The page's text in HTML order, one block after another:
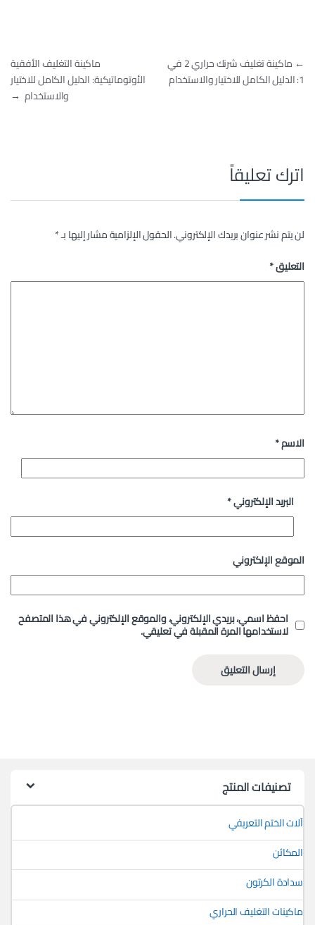
تصفّح المقالات
←
ماكينة تغليف شرنك حراري 2 في
1: الدليل الكامل للاختيار والاستخدام
ماكينة التغليف الأفقية
الأوتوماتيكية: الدليل الكامل للاختيار
والاستخدام →
اترك تعليقاً
لن يتم نشر عنوان بريدك الإلكتروني.الحقول الإلزامية مشار إليها بـ*
التعليق*
الاسم*
البريد الإلكتروني*
الموقع الإلكتروني
احفظ اسمي، بريدي الإلكتروني، والموقع الإلكتروني في هذا المتصفح
لاستخدامها المرة المقبلة في تعليقي.
تصنيفات المنتج
آلات الختم التعريفي
المكائن
سدادة الكرتون
ماكينات التغليف الحراري